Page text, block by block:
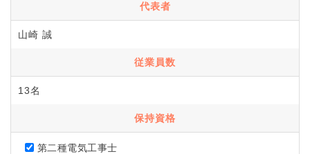
代表者
山崎 誠
従業員数
13名
保持資格
第二種電気工事士